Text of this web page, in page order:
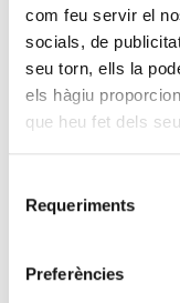
com feu servir el
socials, de
seu torn, ells la
els hàgiu
que heu fet dels
Requeriments
Preferències
L’Hospitalet
dormint al
sensellarisme
SEGUEIX
compartit
SEGUEIX